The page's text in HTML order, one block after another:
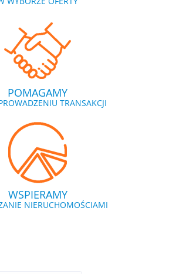
POMAGAMY
TRANSAKCJI
WSPIERAMY
NIERUCHOMOŚCIAMI